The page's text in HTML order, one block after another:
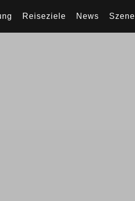
Reiseziele News Szene